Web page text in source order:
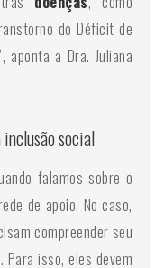
do Déficit de
aponta a Dra. Juliana
social
falamos sobre o
de apoio. No caso,
compreender seu
isso, eles devem